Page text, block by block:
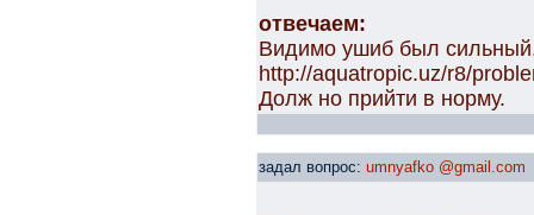
отвечаем:
Видимо ушиб был
http://aquatropic.uz/r8/
Долж но прийти в норму.
задал вопрос: umnyafko @gmail.com